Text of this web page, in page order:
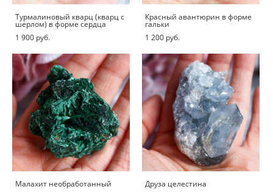
Турмалиновый кварц (кварц с
шерлом) в форме сердца
1 900 pуб.
Красный авантюрин в форме
гальки
1 200 pуб.
Малахит необработанный
Друза целестина